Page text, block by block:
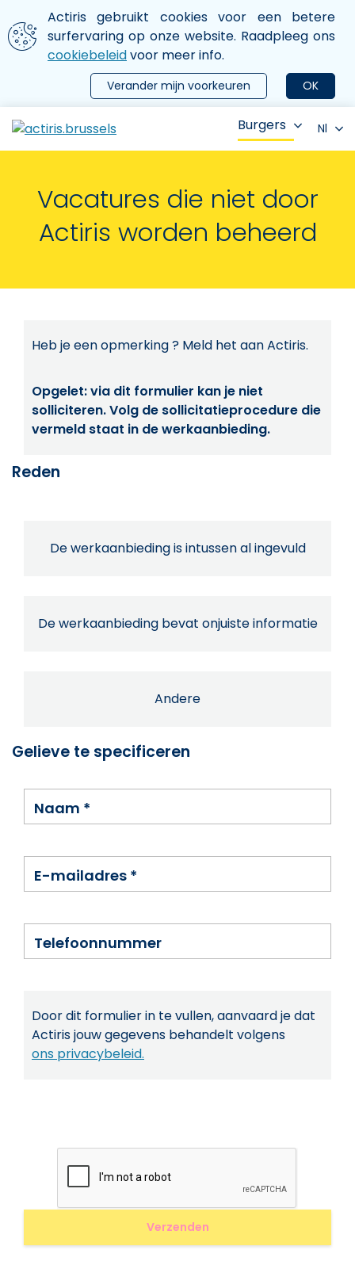
Aller au contenu principal
We gebruiken cookies
Actiris gebruikt cookies voor een betere
surfervaring op onze website. Raadpleeg ons
cookiebeleidvoor meer info.
OK
Verander mijn voorkeuren
le menu
Burgers Nl
Vacatures die niet door
Actiris worden beheerd
Heb je een opmerking ? Meld het aan Actiris.
Opgelet: via dit formulier kan je niet
solliciteren. Volg de sollicitatieprocedure die
vermeld staat in de werkaanbieding.
Reden
De werkaanbieding is intussen al ingevuld
De werkaanbieding bevat onjuiste informatie
Andere
Gelieve te specificeren
Naam *
E-mailadres *
Telefoonnummer
Door dit formulier in te vullen, aanvaard je dat
Actiris jouw gegevens behandelt volgens
ons privacybeleid.